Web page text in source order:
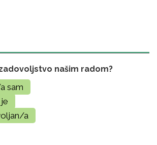
našim radom?
sam
a